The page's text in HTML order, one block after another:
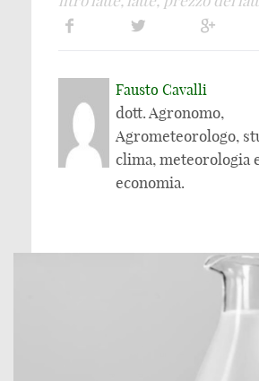
Fausto Cavalli
dott. Agronomo,
Agrometeorologo,
clima, meteorologia
economia.